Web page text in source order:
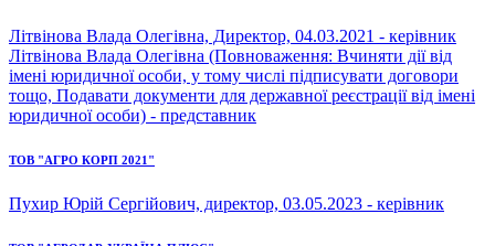
Літвінова Влада Олегівна, Директор, 04.03.2021 - керівник
Літвінова Влада Олегівна (Повноваження: Вчиняти дії від
імені юридичної особи, у тому числі підписувати договори
тощо, Подавати документи для державної реєстрації від імені
юридичної особи) - представник
ТОВ "АГРО КОРП 2021"
Пухир Юрій Сергійович, директор, 03.05.2023 - керівник